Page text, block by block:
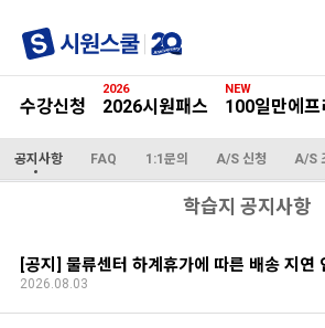
수강신청 2026시원패스
2026
100일만에프
NEW
공지사항 FAQ 1:1문의 A/S 신청 A/S
학습지 공지사항
[공지] 물류센터 하계휴가에 따른 배송 지연
2026.08.03